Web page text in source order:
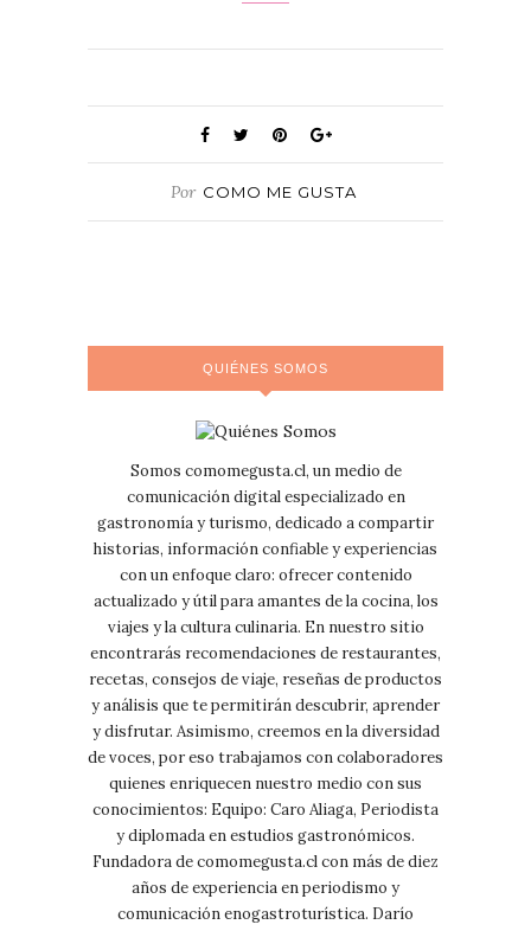
Por COMO ME GUSTA
QUIÉNES SOMOS
Somos comomegusta.cl, un medio de
comunicación digital especializado en
gastronomía y turismo, dedicado a compartir
historias, información confiable y experiencias
con un enfoque claro: ofrecer contenido
actualizado y útil para amantes de la cocina, los
viajes y la cultura culinaria. En nuestro sitio
encontrarás recomendaciones de restaurantes,
recetas, consejos de viaje, reseñas de productos
y análisis que te permitirán descubrir, aprender
y disfrutar. Asimismo, creemos en la diversidad
de voces, por eso trabajamos con colaboradores
quienes enriquecen nuestro medio con sus
conocimientos: Equipo: Caro Aliaga, Periodista
y diplomada en estudios gastronómicos.
Fundadora de comomegusta.cl con más de diez
años de experiencia en periodismo y
comunicación enogastroturística. Darío